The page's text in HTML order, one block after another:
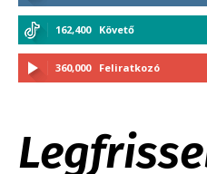
162,400 Követő
360,000 Feliratkozó